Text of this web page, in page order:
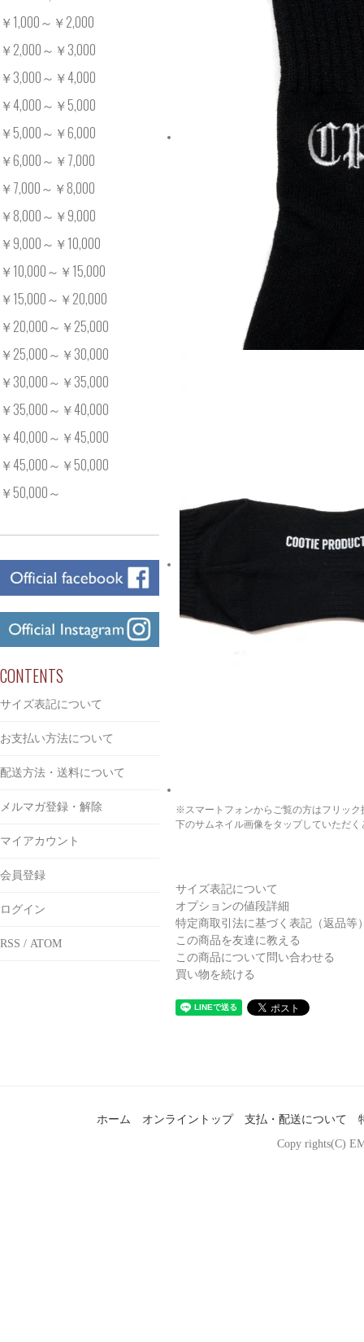
※スマートフォンからご覧の方はフリック
下のサムネイル画像をタップしていただ
サイズ表記について
オプションの値段詳細
特定商取引法に基づく表記（返品等
この商品を友達に教える
この商品について問い合わせる
買い物を続ける
￥1,000～￥2,000
￥2,000～￥3,000
￥3,000～￥4,000
￥4,000～￥5,000
￥5,000～￥6,000
￥6,000～￥7,000
￥7,000～￥8,000
￥8,000～￥9,000
￥9,000～￥10,000
￥10,000～￥15,000
￥15,000～￥20,000
￥20,000～￥25,000
￥25,000～￥30,000
￥30,000～￥35,000
￥35,000～￥40,000
￥40,000～￥45,000
￥45,000～￥50,000
￥50,000～
CONTENTS
サイズ表記について
お支払い方法について
配送方法・送料について
メルマガ登録・解除
マイアカウント
会員登録
ログイン
RSS / ATOM
ホーム オンライントップ 支払・配送について
Copy rights(C)